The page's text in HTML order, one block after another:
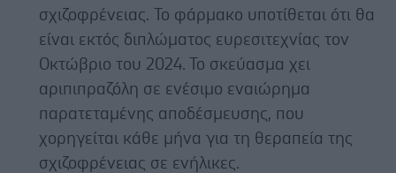
σχιζοφρένειας. Το φάρμακο υποτίθεται ότι θα
είναι εκτός διπλώματος ευρεσιτεχνίας τον
Οκτώβριο του 2024. Το σκεύασμα χει
αριπιπραζόλη σε ενέσιμο εναιώρημα
παρατεταμένης αποδέσμευσης, που
χορηγείται κάθε μήνα για τη θεραπεία της
σχιζοφρένειας σε ενήλικες.